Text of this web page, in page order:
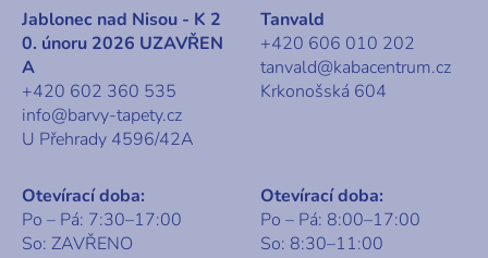
Jablonec nad Nisou - K 2
0. únoru 2026 UZAVŘEN
A
+420 602 360 535
info@barvy-tapety.cz
U Přehrady 4596/42A
Tanvald
+420 606 010 202
tanvald@kabacentrum.cz
Krkonošská 604
Otevírací doba:
Po – Pá: 7:30–17:00
So: ZAVŘENO
Otevírací doba:
Po – Pá: 8:00–17:00
So: 8:30–11:00